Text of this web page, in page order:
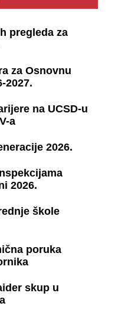
pregleda za
za Osnovnu
2027.
na UCSD-u
a
2026.
2026.
škole
poruka
skup u